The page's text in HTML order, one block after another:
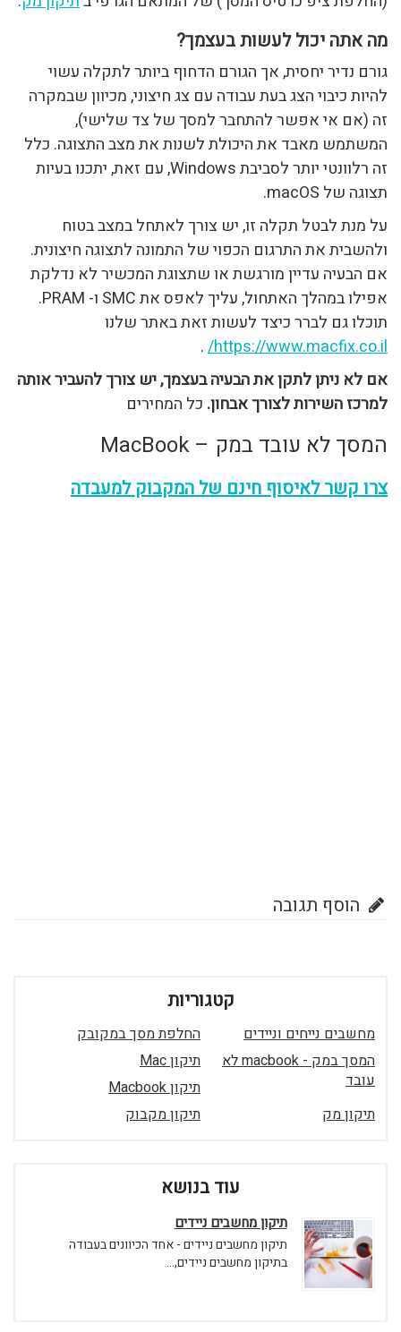
מה אתה יכול לעשות בעצמך?
גורם נדיר יחסית, אך הגורם הדחוף ביותר לתקלה עשוי
להיות כיבוי הצג בעת עבודה עם צג חיצוני, מכיוון שבמקרה
זה (אם אי אפשר להתחבר למסך של צד שלישי),
המשתמש מאבד את היכולת לשנות את מצב התצוגה. כלל
זה רלוונטי יותר לסביבת Windows, עם זאת, יתכנו בעיות
תצוגה של macOS.
על מנת לבטל תקלה זו, יש צורך לאתחל במצב בטוח
ולהשבית את התרגום הכפוי של התמונה לתצוגה חיצונית.
אם הבעיה עדיין מורגשת או שתצוגת המכשיר לא נדלקת
אפילו במהלך האתחול, עליך לאפס את SMC ו- PRAM.
תוכלו גם לברר כיצד לעשות זאת באתר שלנו
https://www.macfix.co.il/
.
אם לא ניתן לתקן את הבעיה בעצמך, יש צורך להעביר אותה
למרכז השירות לצורך אבחון. כל המחירים
המסך לא עובד במק – MacBook
צרו קשר לאיסוף חינם של המקבוק למעבדה
הוסף תגובה
קטגוריות
מחשבים נייחים וניידים
החלפת מסך במקובק
המסך במק - macbook לא
עובד
תיקון Mac
תיקון Macbook
תיקון מק
תיקון מקבוק
עוד בנושא
תיקון מחשבים ניידים
תיקון מחשבים ניידים - אחד הכיוונים בעבודה
בתיקון מחשבים ניידים,...